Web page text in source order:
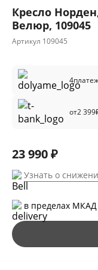
Кресло
Велюр, 109045
Артикул 109045
4
от2 399
23 990 ₽
Узнать о
в пределах МКАД